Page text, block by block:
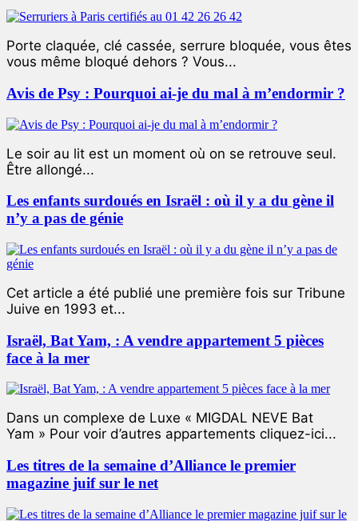
Porte claquée, clé cassée, serrure bloquée, vous êtes
vous même bloqué dehors ? Vous...
Avis de Psy : Pourquoi ai-je du mal à m’endormir ?
Le soir au lit est un moment où on se retrouve seul.
Être allongé...
Les enfants surdoués en Israël : où il y a du gène il
n’y a pas de génie
Cet article a été publié une première fois sur Tribune
Juive en 1993 et...
Israël, Bat Yam, : A vendre appartement 5 pièces
face à la mer
Dans un complexe de Luxe « MIGDAL NEVE Bat
Yam » Pour voir d’autres appartements cliquez-ici...
Les titres de la semaine d’Alliance le premier
magazine juif sur le net